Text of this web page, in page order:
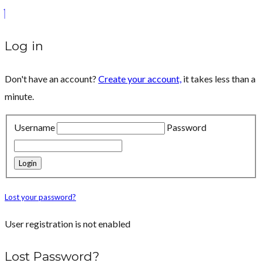
Log in
Don't have an account? Create your account, it takes less than a
minute.
Username Password
Lost your password?
User registration is not enabled
Lost Password?